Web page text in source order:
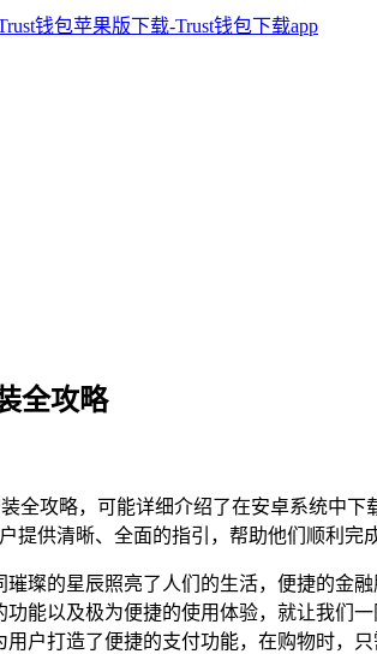
全攻略
全攻略，可能详细介绍了在安卓系统中
提供清晰、全面的指引，帮助他们顺利
璨的星辰照亮了人们的生活，便捷的金
能以及极为便捷的使用体验，就让我们
户打造了便捷的支付功能，在购物时，